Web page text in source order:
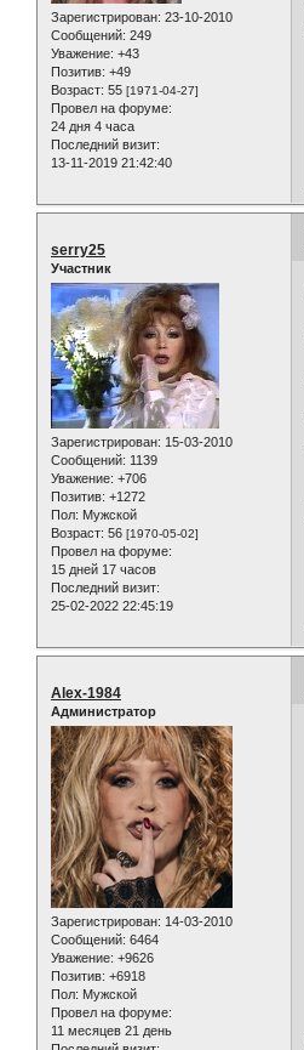
Зарегистрирован: 23-10-2010
Сообщений: 249
Уважение: +43
Позитив: +49
Возраст: 55 [1971-04-27]
Провел на форуме:
24 дня 4 часа
Последний визит:
13-11-2019 21:42:40
serry25
Участник
Зарегистрирован: 15-03-2010
Сообщений: 1139
Уважение: +706
Позитив: +1272
Пол: Мужской
Возраст: 56 [1970-05-02]
Провел на форуме:
15 дней 17 часов
Последний визит:
25-02-2022 22:45:19
Alex-1984
Администратор
Зарегистрирован: 14-03-2010
Сообщений: 6464
Уважение: +9626
Позитив: +6918
Пол: Мужской
Провел на форуме:
11 месяцев 21 день